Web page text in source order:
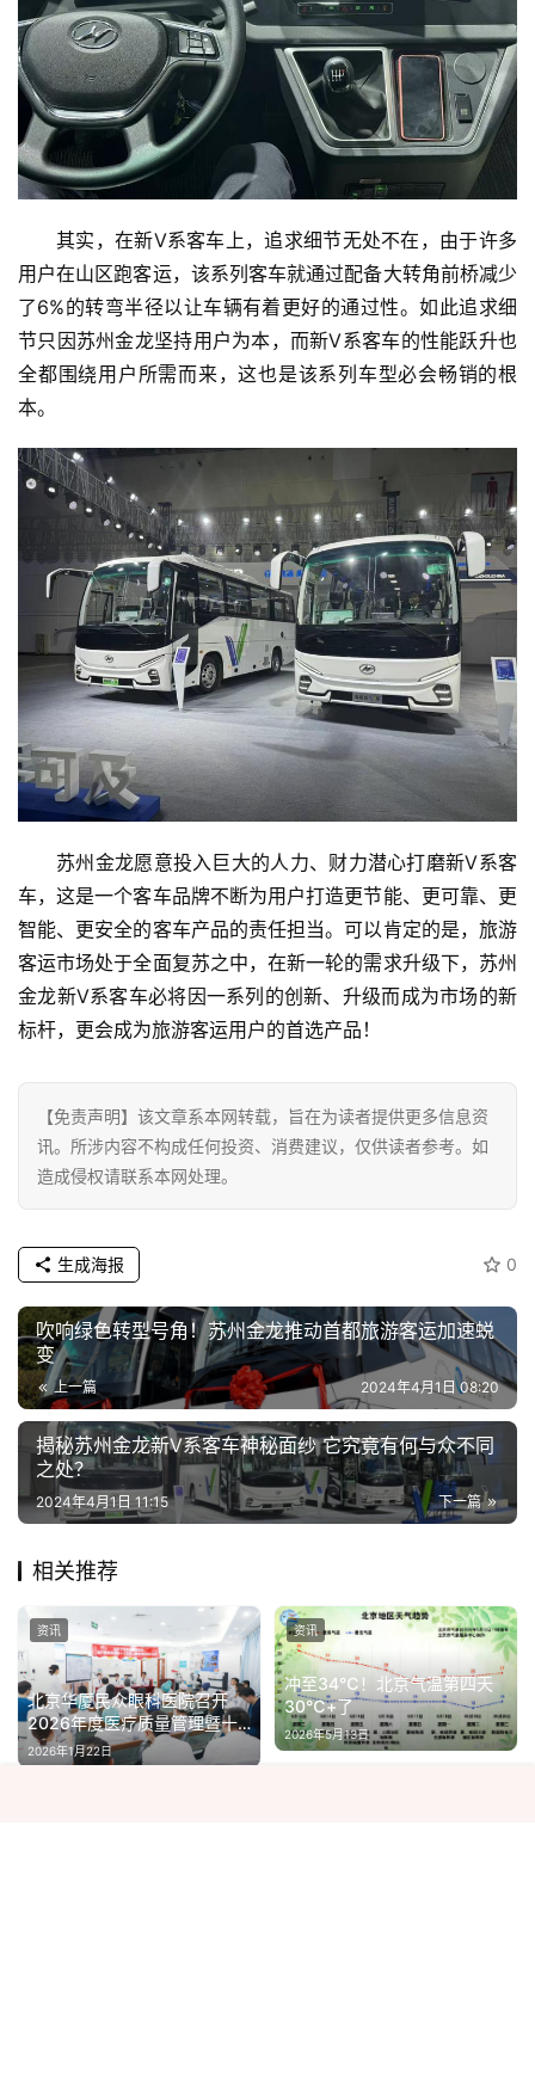
其实，在新V系客车上，追求细节无处不在，由于许多
用户在山区跑客运，该系列客车就通过配备大转角前桥减少
了6%的转弯半径以让车辆有着更好的通过性。如此追求细
节只因苏州金龙坚持用户为本，而新V系客车的性能跃升也
全都围绕用户所需而来，这也是该系列车型必会畅销的根
本。
苏州金龙愿意投入巨大的人力、财力潜心打磨新V系客
车，这是一个客车品牌不断为用户打造更节能、更可靠、更
智能、更安全的客车产品的责任担当。可以肯定的是，旅游
客运市场处于全面复苏之中，在新一轮的需求升级下，苏州
金龙新V系客车必将因一系列的创新、升级而成为市场的新
标杆，更会成为旅游客运用户的首选产品！
【免责声明】该文章系本网转载，旨在为读者提供更多信息资
讯。所涉内容不构成任何投资、消费建议，仅供读者参考。如
造成侵权请联系本网处理。
0
生成海报
吹响绿色转型号角！苏州金龙推动首都旅游客运加速蜕
变
上一篇 2024年4月1日 08:20
揭秘苏州金龙新V系客车神秘面纱 它究竟有何与众不同
之处？
下一篇
2024年4月1日 11:15
相关推荐
北京华厦民众眼科医院召开
2026年度医疗质量管理暨十
八项核心制度责任落实会议
2026年1月22日
资讯
冲至34℃！北京气温第四天
30℃+了
2026年5月13日
资讯